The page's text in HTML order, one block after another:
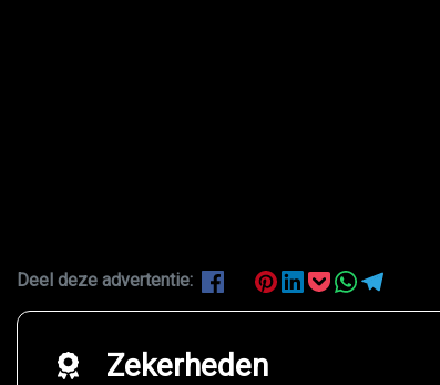
Deel deze advertentie:
Zekerheden